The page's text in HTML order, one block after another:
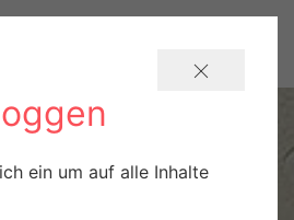
ein um auf alle Inhalte